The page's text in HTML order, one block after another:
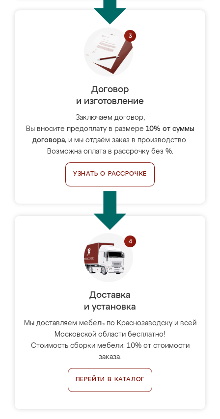
Договор
и изготовление
Заключаем договор,
Вы вносите предоплату в размере 10% от суммы
договора, и мы отдаём заказ в производство.
Возможна оплата в рассрочку без %.
УЗНАТЬ О РАССРОЧКЕ
Доставка
и установка
Мы доставляем мебель по Краснозаводску и всей
Московской области бесплатно!
Стоимость сборки мебели: 10% от стоимости
заказа.
ПЕРЕЙТИ В КАТАЛОГ